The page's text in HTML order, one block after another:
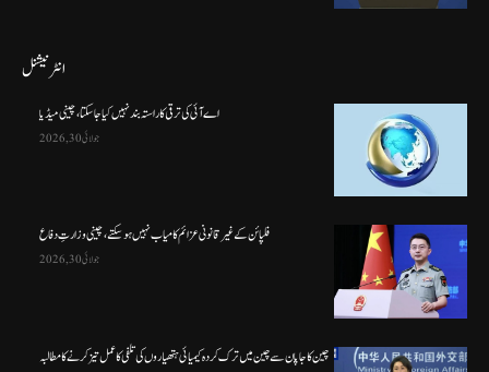
انٹرنیشنل
اے آئی کی ترقی کا راستہ بند نہیں کیا جا سکتا، چینی میڈیا
جولائی 30, 2026
فلپائن کے غیر قانونی عزائم کامیاب نہیں ہو سکتے ، چینی وزارتِ دفاع
جولائی 30, 2026
چین کا جاپان سے چین میں ترک کردہ کیمیائی ہتھیاروں کی تلفی کا عمل تیز کرنے کا مطالبہ